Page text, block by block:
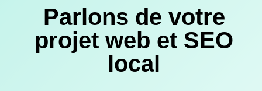
Parlons de votre
projet web et SEO
local